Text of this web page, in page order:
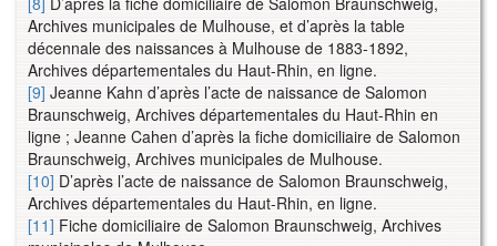
Archives municipales de Mulhouse, et d’après la table
décennale des naissances à Mulhouse de 1883-1892,
Archives départementales du Haut-Rhin, en ligne.
[9] Jeanne Kahn d’après l’acte de naissance de Salomon
Braunschweig, Archives départementales du Haut-Rhin en
ligne ; Jeanne Cahen d’après la fiche domiciliaire de Salomon
Braunschweig, Archives municipales de Mulhouse.
[10] D’après l’acte de naissance de Salomon Braunschweig,
Archives départementales du Haut-Rhin, en ligne.
[11] Fiche domiciliaire de Salomon Braunschweig, Archives